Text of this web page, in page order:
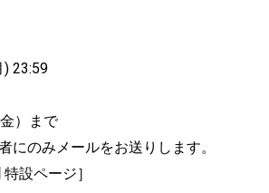
23:59
）まで
にのみメールをお送りします。
設ページ］